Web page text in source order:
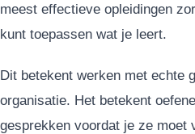
meest effectieve opleidingen
kunt toepassen wat je leert.
Dit betekent werken met echte
organisatie. Het betekent
gesprekken voordat je ze moet